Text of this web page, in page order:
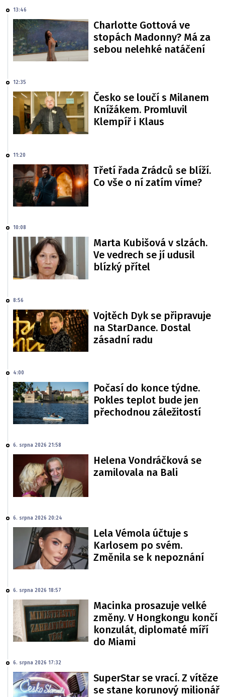
13:46
Charlotte Gottová ve
stopách Madonny? Má za
sebou nelehké natáčení
12:35
Česko se loučí s Milanem
Knížákem. Promluvil
Klempíř i Klaus
11:20
Třetí řada Zrádců se blíží.
Co vše o ní zatím víme?
10:08
Marta Kubišová v slzách.
Ve vedrech se jí udusil
blízký přítel
8:56
Vojtěch Dyk se připravuje
na StarDance. Dostal
zásadní radu
4:00
Počasí do konce týdne.
Pokles teplot bude jen
přechodnou záležitostí
6. srpna 2026 21:58
Helena Vondráčková se
zamilovala na Bali
6. srpna 2026 20:24
Lela Vémola účtuje s
Karlosem po svém.
Změnila se k nepoznání
6. srpna 2026 18:57
Macinka prosazuje velké
změny. V Hongkongu končí
konzulát, diplomaté míří
do Miami
6. srpna 2026 17:32
SuperStar se vrací. Z vítěze
se stane korunový milionář